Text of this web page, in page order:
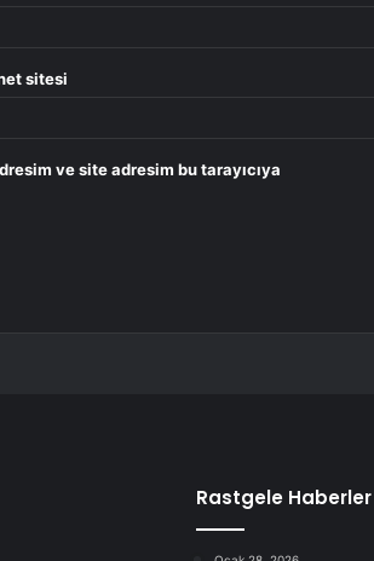
sitesi
ve site adresim bu tarayıcıya
Rastgele Haberler